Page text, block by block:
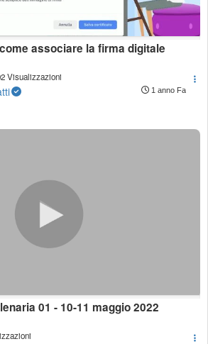
associare la firma digitale
Visualizzazioni
1 anno Fa
- Condivide - Plenaria 01 - 10-11 maggio 2022